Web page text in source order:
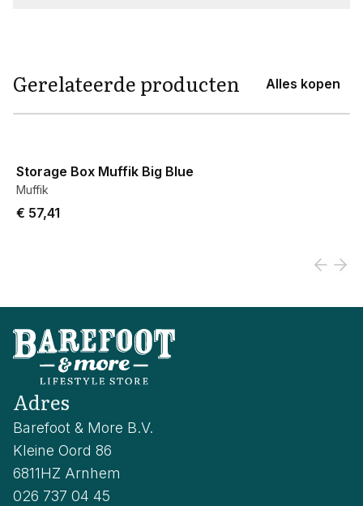
Gerelateerde producten Alles kopen
Storage Box Muffik Big Blue
Muffik
€ 57,41
Adres
Barefoot & More B.V.
Kleine Oord 86
6811HZ Arnhem
026 737 04 45